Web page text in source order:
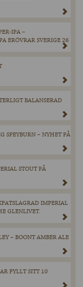
IPA –
ERÖVRAR SVERIGE 26
BALANSERAD
SPEYBURN – NYHET PÅ
STOUT PÅ
IMPERIAL
GLENLIVET.
– BOONT AMBER ALE
FYLLT SITT 10